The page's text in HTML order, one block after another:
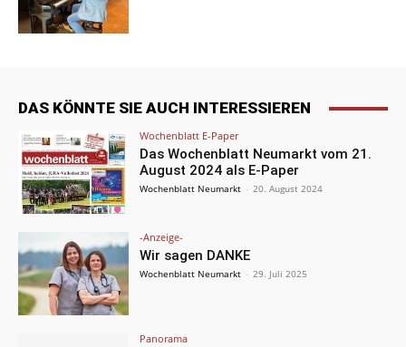
DAS KÖNNTE SIE AUCH INTERESSIEREN
Wochenblatt E-Paper
Das Wochenblatt Neumarkt vom 21.
August 2024 als E-Paper
Wochenblatt Neumarkt - 20. August 2024
-Anzeige-
Wir sagen DANKE
Wochenblatt Neumarkt - 29. Juli 2025
Panorama